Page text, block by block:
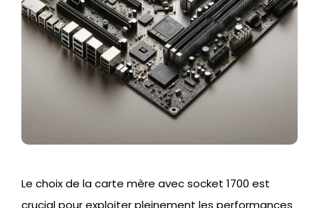
Le choix de la carte mère avec socket 1700 est